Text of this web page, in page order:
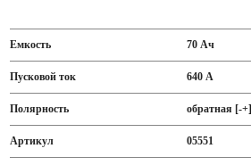
Емкость 70 Ач
Пусковой ток 640 А
Полярность обратная [-+]
Артикул 05551